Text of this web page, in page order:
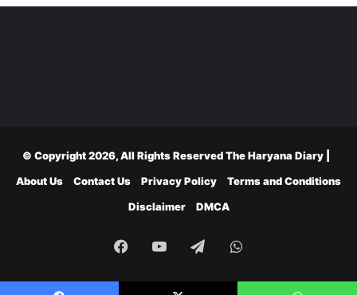
© Copyright 2026, All Rights ReservedThe Haryana Diary
About Us
Contact Us Privacy Policy
Terms and Conditions
Disclaimer
DMCA
Facebook
YouTubeTelegramWhatsApp